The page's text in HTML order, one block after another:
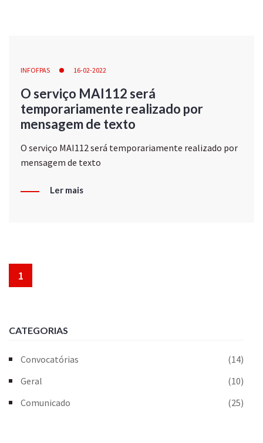
INFOFPAS 16-02-2022
O serviço MAI112 será
temporariamente realizado por
mensagem de texto
O serviço MAI112 será temporariamente realizado por
mensagem de texto
Ler mais
1
CATEGORIAS
Convocatórias
(14)
Geral
(10)
Comunicado
(25)